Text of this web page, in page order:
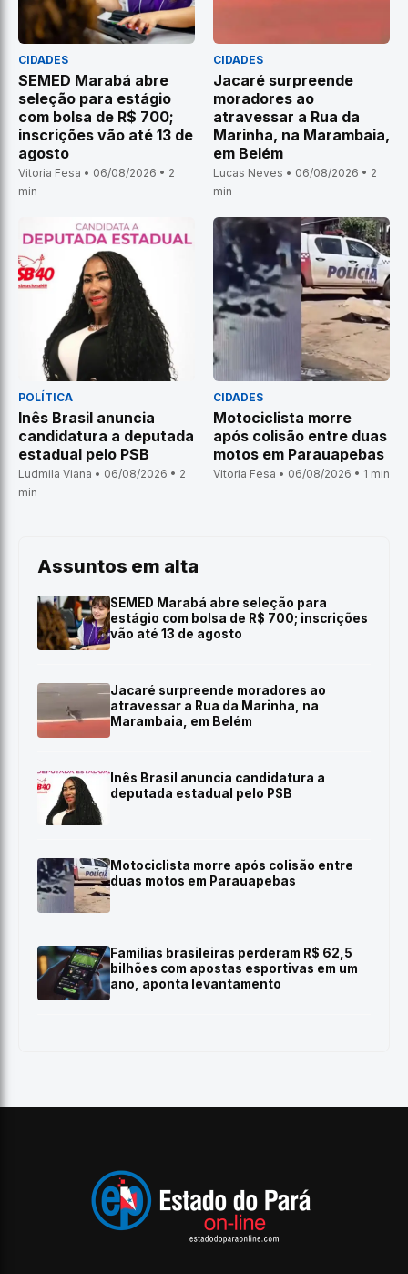
CIDADES
SEMED Marabá abre
seleção para estágio
com bolsa de R$ 700;
inscrições vão até 13 de
agosto
Vitoria Fesa • 06/08/2026 • 2
min
CIDADES
Jacaré surpreende
moradores ao
atravessar a Rua da
Marinha, na Marambaia,
em Belém
Lucas Neves • 06/08/2026 • 2
min
POLÍTICA
Inês Brasil anuncia
candidatura a deputada
estadual pelo PSB
Ludmila Viana • 06/08/2026 • 2
min
CIDADES
Motociclista morre
após colisão entre duas
motos em Parauapebas
Vitoria Fesa • 06/08/2026 • 1 min
Assuntos em alta
SEMED Marabá abre seleção para
estágio com bolsa de R$ 700; inscrições
vão até 13 de agosto
Jacaré surpreende moradores ao
atravessar a Rua da Marinha, na
Marambaia, em Belém
Inês Brasil anuncia candidatura a
deputada estadual pelo PSB
Motociclista morre após colisão entre
duas motos em Parauapebas
Famílias brasileiras perderam R$ 62,5
bilhões com apostas esportivas em um
ano, aponta levantamento